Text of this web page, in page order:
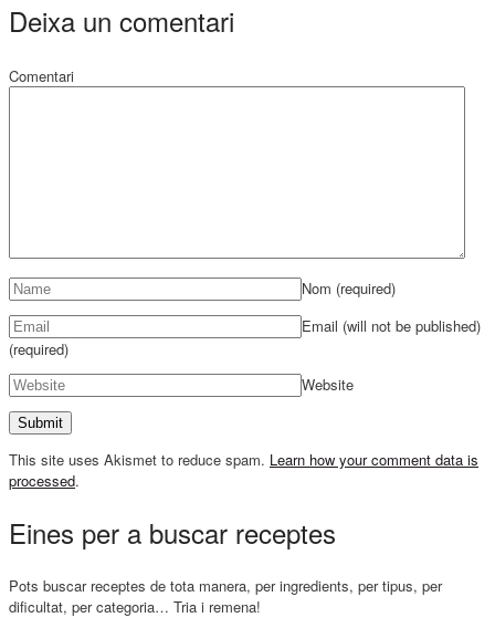
Deixa un comentari
Comentari
Nom (required)
Email (will not be published)
(required)
Website
This site uses Akismet to reduce spam. Learn how your comment data is
processed.
Eines per a buscar receptes
Pots buscar receptes de tota manera, per ingredients, per tipus, per
dificultat, per categoria… Tria i remena!